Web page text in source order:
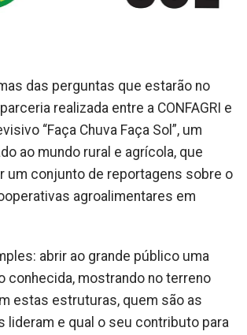
das perguntas que estarão no
realizada entre a CONFAGRI e
“Faça Chuva Faça Sol”, um
ao mundo rural e agrícola, que
um conjunto de reportagens sobre o
agroalimentares em
abrir ao grande público uma
conhecida, mostrando no terreno
estas estruturas, quem são as
lideram e qual o seu contributo para